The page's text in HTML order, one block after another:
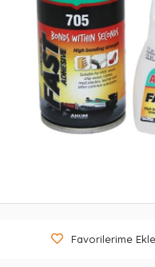
Favorilerime Ekle